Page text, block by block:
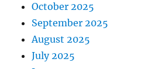
October 2025
September 2025
August 2025
July 2025